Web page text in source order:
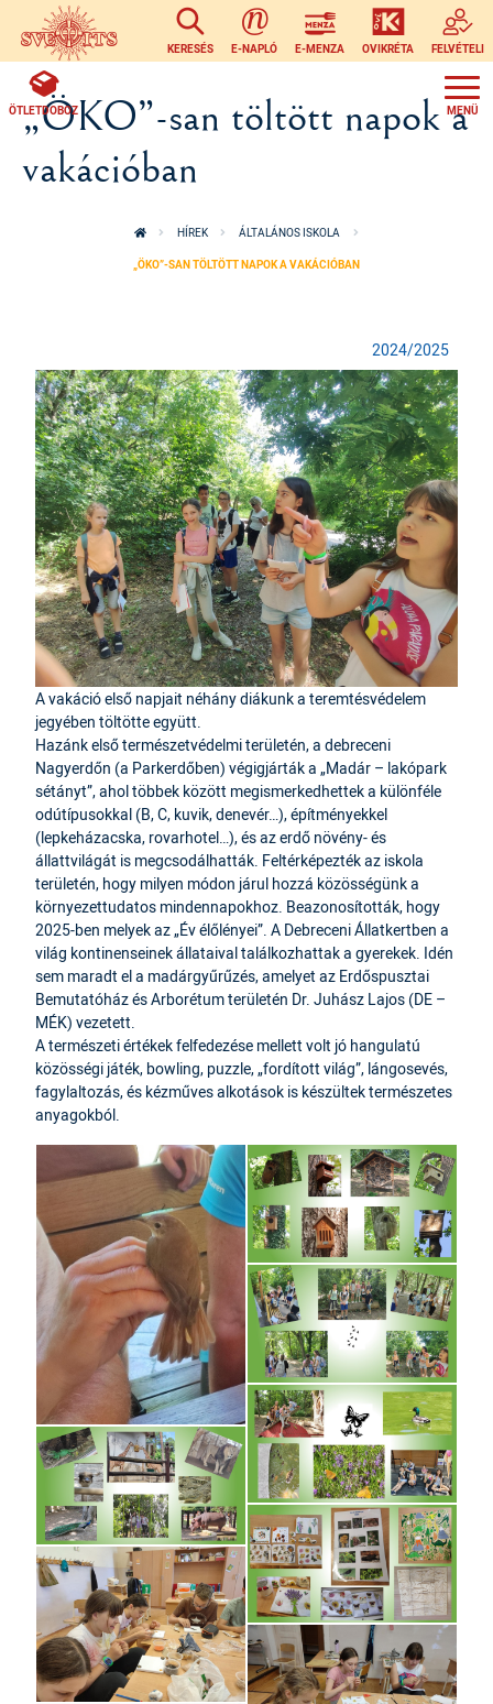
Ugrás a tartalomra
KERESÉS E-NAPLÓ E-MENZA OVIKRÉTA FELVÉTELI
ÖTLETDOBOZ
„ÖKO”-san töltött napok a
vakációban
HÍREK ÁLTALÁNOS ISKOLA
„ÖKO”-SAN TÖLTÖTT NAPOK A VAKÁCIÓBAN
2024/2025
A vakáció első napjait néhány diákunk a teremtésvédelem
jegyében töltötte együtt.
Hazánk első természetvédelmi területén, a debreceni
Nagyerdőn (a Parkerdőben) végigjárták a „Madár – lakópark
sétányt”, ahol többek között megismerkedhettek a különféle
odútípusokkal (B, C, kuvik, denevér…), építményekkel
(lepkeházacska, rovarhotel…), és az erdő növény- és
állattvilágát is megcsodálhatták. Feltérképezték az iskola
területén, hogy milyen módon járul hozzá közösségünk a
környezettudatos mindennapokhoz. Beazonosították, hogy
2025-ben melyek az „Év élőlényei”. A Debreceni Állatkertben a
világ kontinenseinek állataival találkozhattak a gyerekek. Idén
sem maradt el a madárgyűrűzés, amelyet az Erdőspusztai
Bemutatóház és Arborétum területén Dr. Juhász Lajos (DE –
MÉK) vezetett.
A természeti értékek felfedezése mellett volt jó hangulatú
közösségi játék, bowling, puzzle, „fordított világ”, lángosevés,
fagylaltozás, és kézműves alkotások is készültek természetes
anyagokból.